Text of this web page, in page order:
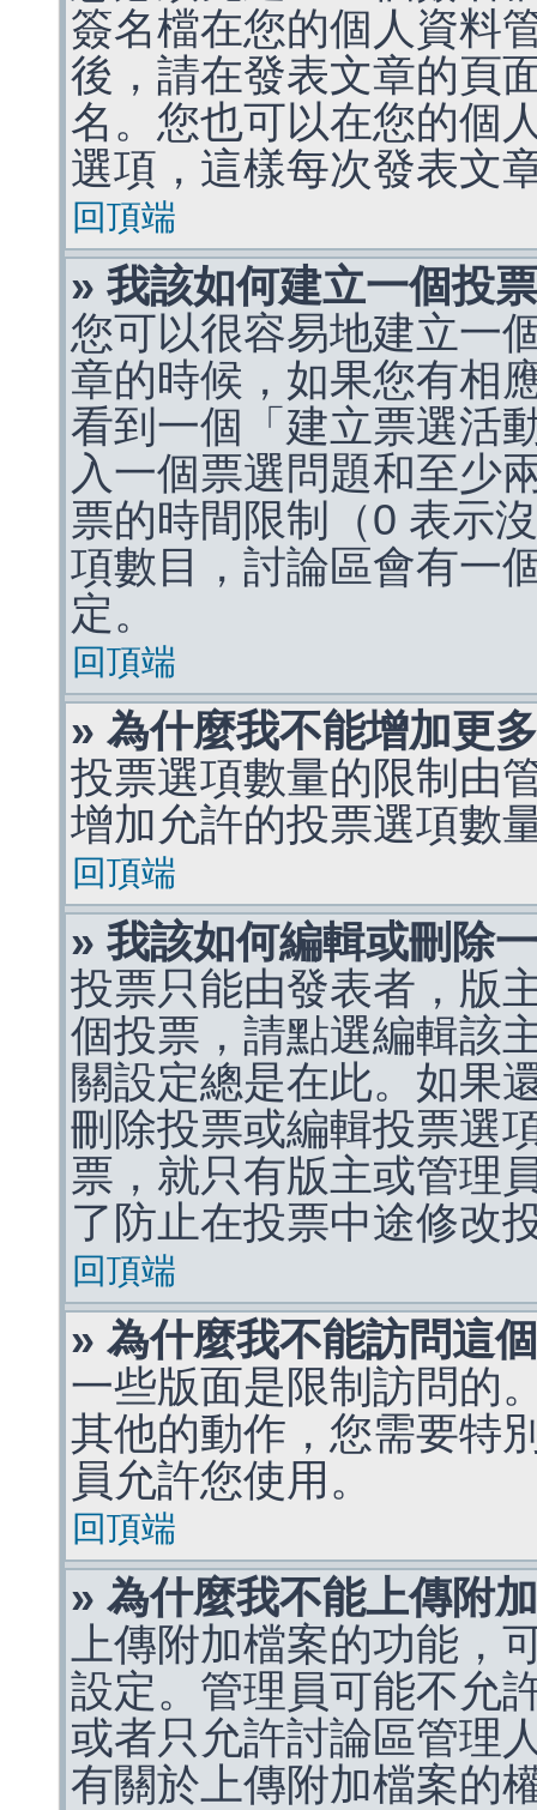
簽名檔在您的個人資料
後，請在發表文章的頁
名。您也可以在您的個
選項，這樣每次發表文
回頂端
» 我該如何建立一個投
您可以很容易地建立一
章的時候，如果您有相
看到一個「建立票選活
入一個票選問題和至少
票的時間限制（0 表示
項數目，討論區會有一
定。
回頂端
» 為什麼我不能增加更
投票選項數量的限制由
增加允許的投票選項數
回頂端
» 我該如何編輯或刪除
投票只能由發表者，版
個投票，請點選編輯該
關設定總是在此。如果
刪除投票或編輯投票選
票，就只有版主或管理
了防止在投票中途修改
回頂端
» 為什麼我不能訪問這
一些版面是限制訪問的
其他的動作，您需要特
員允許您使用。
回頂端
» 為什麼我不能上傳附
上傳附加檔案的功能，
設定。管理員可能不允
或者只允許討論區管理
有關於上傳附加檔案的